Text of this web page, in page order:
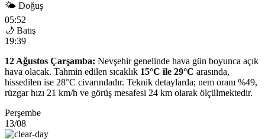
🌤 Doğuş
05:52
🌙 Batış
19:39
12 Ağustos Çarşamba: Nevşehir genelinde hava gün boyunca açık
hava olacak. Tahmin edilen sıcaklık 15°C ile 29°C arasında,
hissedilen ise 28°C civarındadır. Teknik detaylarda; nem oranı %49,
rüzgar hızı 21 km/h ve görüş mesafesi 24 km olarak ölçülmektedir.
Perşembe
13/08